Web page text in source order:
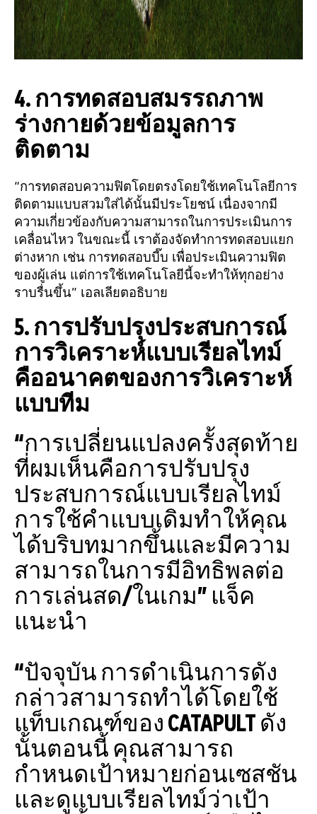
4. การทดสอบสมรรถภาพ
ร่างกายด้วยข้อมูลการ
ติดตาม
“การทดสอบความฟิตโดยตรงโดยใช้เทคโนโลยีการ
ติดตามแบบสวมใส่ได้นั้นมีประโยชน์ เนื่องจากมี
ความเกี่ยวข้องกับความสามารถในการประเมินการ
เคลื่อนไหว ในขณะนี้ เราต้องจัดทำการทดสอบแยก
ต่างหาก เช่น การทดสอบบี๊บ เพื่อประเมินความฟิต
ของผู้เล่น แต่การใช้เทคโนโลยีนี้จะทำให้ทุกอย่าง
ราบรื่นขึ้น” เอลเลียตอธิบาย
5. การปรับปรุงประสบการณ์
การวิเคราะห์แบบเรียลไทม์
คืออนาคตของการวิเคราะห์
แบบทีม
“การเปลี่ยนแปลงครั้งสุดท้าย
ที่ผมเห็นคือการปรับปรุง
ประสบการณ์แบบเรียลไทม์
การใช้คำแบบเดิมทำให้คุณ
ได้บริบทมากขึ้นและมีความ
สามารถในการมีอิทธิพลต่อ
การเล่นสด/ในเกม” แจ็ค
แนะนำ
“ปัจจุบัน การดำเนินการดัง
กล่าวสามารถทำได้โดยใช้
แท็บเกณฑ์ของ CATAPULT ดัง
นั้นตอนนี้ คุณสามารถ
กำหนดเป้าหมายก่อนเซสชัน
และดูแบบเรียลไทม์ว่าเป้า